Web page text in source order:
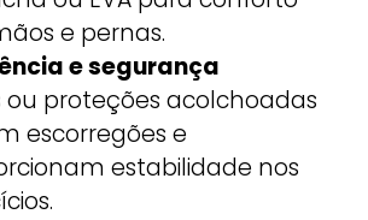
e pernas.
e segurança
ou proteções acolchoadas
escorregões e
estabilidade nos